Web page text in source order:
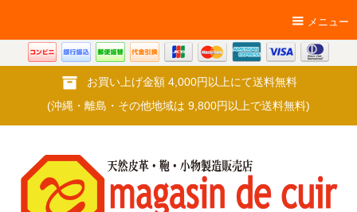
メニュー
お買い上げ金額 4,000円以上にて送料無料
(沖縄・離島・その他地域は 9,800円以上で送料無料)